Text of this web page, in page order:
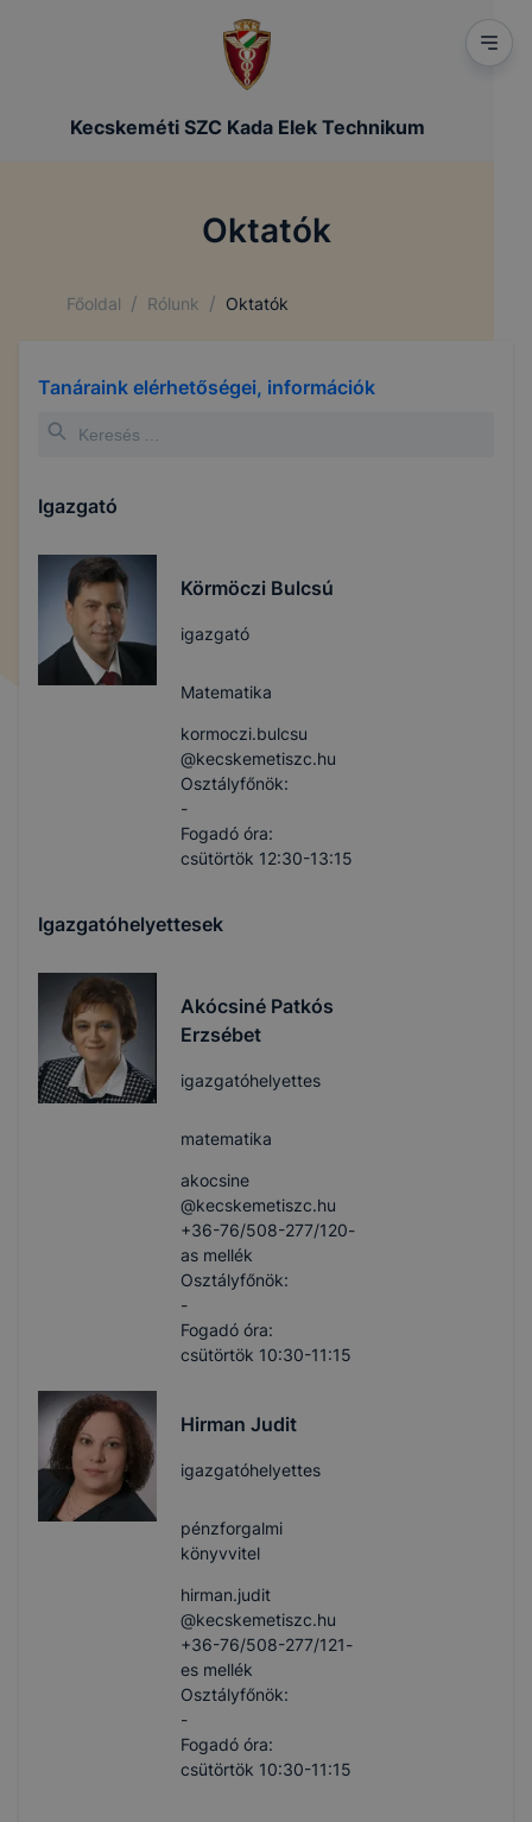
Kecskeméti SZC Kada Elek Technikum
Oktatók
Főoldal / Rólunk / Oktatók
Tanáraink elérhetőségei, információk
Igazgató
Körmöczi Bulcsú
igazgató
Matematika
kormoczi.bulcsu​
@kecskemetiszc.hu
Osztályfőnök:
-
Fogadó óra:
csütörtök 12:30-13:15
Igazgatóhelyettesek
Akócsiné Patkós
Erzsébet
igazgatóhelyettes
matematika
akocsine​
@kecskemetiszc.hu
+36-76/508-277/120-
as mellék
Osztályfőnök:
-
Fogadó óra:
csütörtök 10:30-11:15
Hirman Judit
igazgatóhelyettes
pénzforgalmi
könyvvitel
hirman.judit​
@kecskemetiszc.hu
+36-76/508-277/121-
es mellék
Osztályfőnök:
-
Fogadó óra:
csütörtök 10:30-11:15